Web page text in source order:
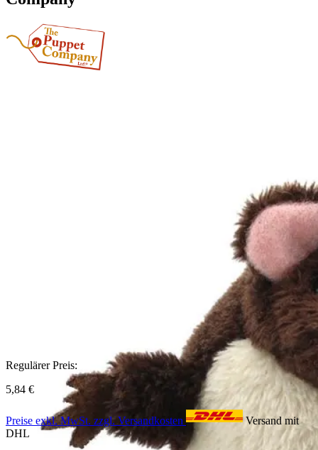
Regulärer Preis:
5,84 €
Preise exkl. MwSt. zzgl. Versandkosten
Versand mit
DHL